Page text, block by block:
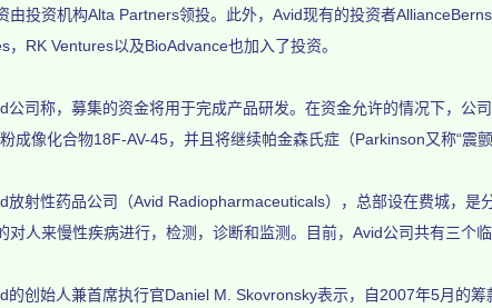
由投资机构Alta Partners领投。此外，Avid现有的投资者
，RK Ventures以及BioAdvance也加入了投资。
称，募集的资金将用于完成产品研发。在资金允许的情况下，公
成像化合物18F-AV-45，并且将继续帕金森氏症（Parkinson又称“震
性药品公司（Avid Radiopharmaceuticals），总部设在费城，是
对人来慢性疾病进行，检测，诊断和监测。目前，Avid公司共有三个
创始人兼首席执行官Daniel M. Skovronsky表示，自2007年5月的筹